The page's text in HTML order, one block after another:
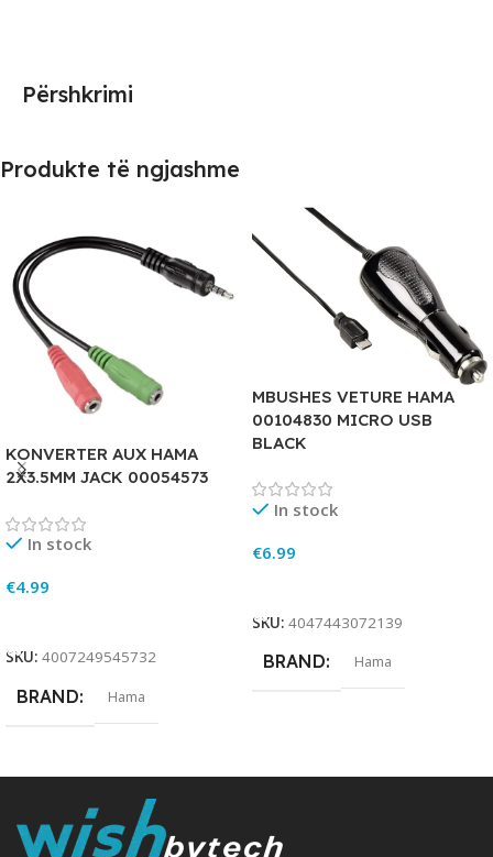
Përshkrimi
Produkte të ngjashme
KONVERTER AUX HAMA
2X3.5MM JACK 00054573
In stock
€4.99
SKU: 4007249545732
BRAND Hama
MBUSHES VETURE HAMA
00104830 MICRO USB
BLACK
In stock
€6.99
SKU: 4047443072139
BRAND Hama